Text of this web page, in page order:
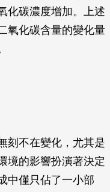
化碳濃度增加。上述
氧化碳含量的變化量
刻不在變化，尤其是
境的影響扮演著決定
中僅只佔了一小部